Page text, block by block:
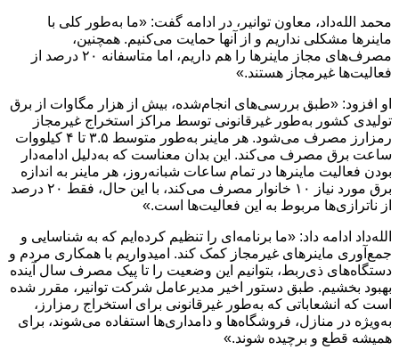
محمد الله‌داد، معاون توانیر، در ادامه گفت: «ما به‌طور کلی با
ماینرها مشکلی نداریم و از آنها حمایت می‌کنیم. همچنین،
مصرف‌های مجاز ماینرها را هم داریم، اما متاسفانه ۲۰ درصد از
فعالیت‌ها غیرمجاز هستند.»
او افزود: «طبق بررسی‌های انجام‌شده، بیش از هزار مگاوات از برق
تولیدی کشور به‌طور غیرقانونی توسط مراکز استخراج غیرمجاز
رمزارز مصرف می‌شود. هر ماینر به‌طور متوسط ۳.۵ تا ۴ کیلووات
ساعت برق مصرف می‌کند. این بدان معناست که به‌دلیل ادامه‌دار
بودن فعالیت ماینرها در تمام ساعات شبانه‌روز، هر ماینر به اندازه
برق مورد نیاز ۱۰ خانوار مصرف می‌کند، با این حال، فقط ۲۰ درصد
از ناترازی‌ها مربوط به این فعالیت‌ها است.»
الله‌داد ادامه داد: «ما برنامه‌ای را تنظیم کرده‌ایم که به شناسایی و
جمع‌آوری ماینرهای غیرمجاز کمک کند. امیدواریم با همکاری مردم و
دستگاه‌های ذی‌ربط، بتوانیم این وضعیت را تا پیک مصرف سال آینده
بهبود بخشیم. طبق دستور اخیر مدیرعامل شرکت توانیر، مقرر شده
است که انشعاباتی که به‌طور غیرقانونی برای استخراج رمزارز،
به‌ویژه در منازل، فروشگاه‌ها و دامداری‌ها استفاده می‌شوند، برای
همیشه قطع و برچیده شوند.»